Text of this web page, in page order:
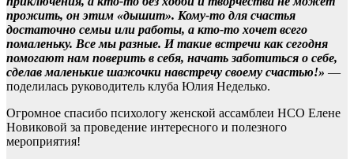
прожить, он этим «дышит». Кому-то для счастья
достаточно семьи или работы, а кто-то хочет всего
помаленьку. Все мы разные. И такие встречи как сегодня
помогают нам поверить в себя, начать заботиться о себе,
сделав маленькие шажочки навстречу своему счастью!» —
поделилась руководитель клуба Юлия Неделько.
Огромное спасибо психологу женской ассамблеи НСО Елене
Новиковой за проведение интересного и полезного
мероприятия!